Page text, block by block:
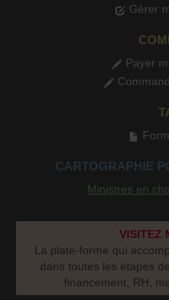
Gérer
Payer
CARTOGRAPHIE
Ministres en
VISITEZ
La plate-forme qui
dans toutes les étapes
financement, RH,